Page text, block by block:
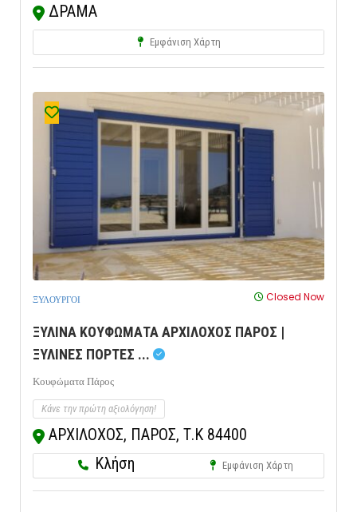
ΔΡΑΜΑ
Εμφάνιση Χάρτη
ΞΥΛΟΥΡΓΟΙ Closed Now
ΞΥΛΙΝΑ ΚΟΥΦΩΜΑΤΑ ΑΡΧΙΛΟΧΟΣ ΠΑΡΟΣ |
ΞΥΛΙΝΕΣ ΠΟΡΤΕΣ ...
Κουφώματα Πάρος
Κάνε την πρώτη αξιολόγηση!
ΑΡΧΙΛΟΧΟΣ, ΠΑΡΟΣ, Τ.Κ 84400
Κλήση
Εμφάνιση Χάρτη